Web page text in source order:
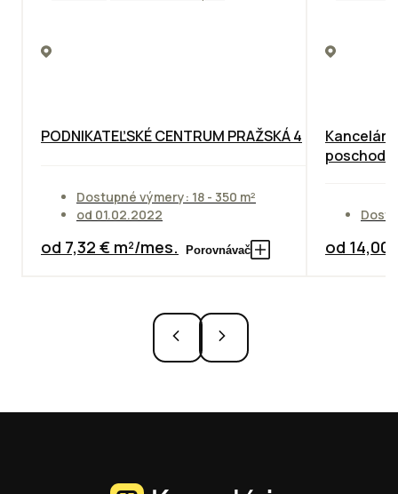
PODNIKATEĽSKÉ CENTRUM PRAŽSKÁ 4
Dostupné výmery: 18 - 350 m²
od 01.02.2022
od 7,32 € m²/mes. Porovnávač
poschodie
od 14,00